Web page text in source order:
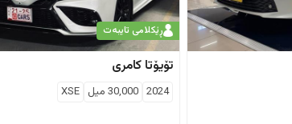
ڕێکلامی تایبەت
تۆیۆتا کامری
2024
30,000 ميل XSE